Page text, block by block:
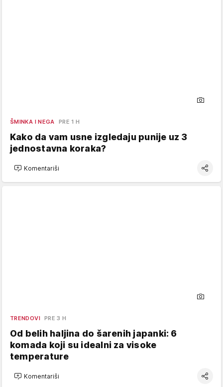
ŠMINKA I NEGA PRE 1 H
Kako da vam usne izgledaju punije uz 3
jednostavna koraka?
Komentariši
TRENDOVI PRE 3 H
Od belih haljina do šarenih japanki: 6
komada koji su idealni za visoke
temperature
Komentariši